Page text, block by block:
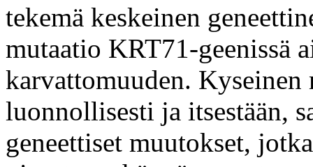
tekemä keskeinen
mutaatio KRT71-geenissä
karvattomuuden.
luonnollisesti ja itsestään,
geneettiset muutokset,